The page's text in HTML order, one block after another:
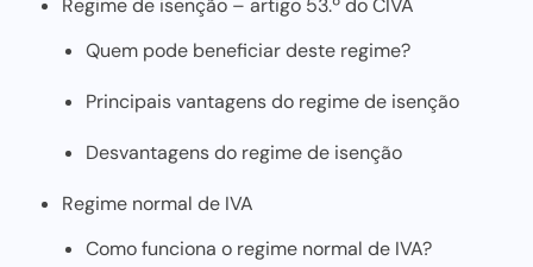
Regime de isenção – artigo 53.º do CIVA
Quem pode beneficiar deste regime?
Principais vantagens do regime de isenção
Desvantagens do regime de isenção
Regime normal de IVA
Como funciona o regime normal de IVA?